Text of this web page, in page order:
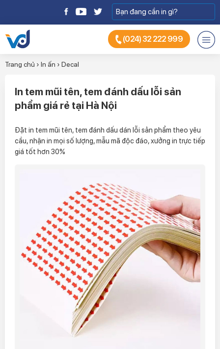
(024) 32 222 999
Trang chủ › In ấn › Decal
In tem mũi tên, tem đánh dấu lỗi sản
phẩm giá rẻ tại Hà Nội
Đặt in tem mũi tên, tem đánh dấu dán lỗi sản phẩm theo yêu
cầu, nhận in mọi số lượng, mẫu mã độc đáo, xưởng in trực tiếp
giá tốt hơn 30%